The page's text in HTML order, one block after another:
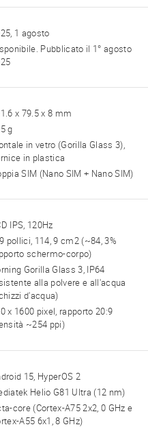
1 agosto
Pubblicato il 1° agosto
x 79.5 x 8 mm
g
in vetro (Gorilla Glass 3),
in plastica
SIM (Nano SIM + Nano SIM)
IPS, 120Hz
pollici, 114, 9 cm2 (~84, 3%
schermo-corpo)
Gorilla Glass 3, IP64
alla polvere e all'acqua
d'acqua)
x 1600 pixel, rapporto 20:9
~254 ppi)
15, HyperOS 2
Helio G81 Ultra (12 nm)
core (Cortex-A75 2x2, 0 GHz e
A55 6x1, 8 GHz)